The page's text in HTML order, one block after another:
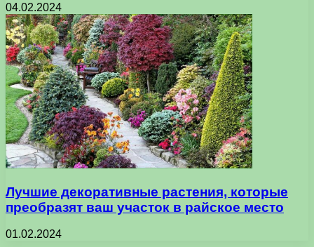
04.02.2024
Лучшие декоративные растения, которые
преобразят ваш участок в райское место
01.02.2024